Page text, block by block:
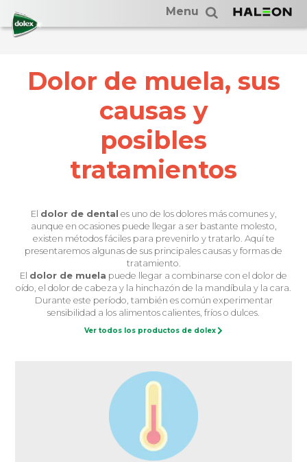
Menu
Dolor de muela, sus
causas y
posibles
tratamientos
El dolor de dental es uno de los dolores más comunes y,
aunque en ocasiones puede llegar a ser bastante molesto,
existen métodos fáciles para prevenirlo y tratarlo. Aquí te
presentaremos algunas de sus principales causas y formas de
tratamiento.
El dolor de muela puede llegar a combinarse con el dolor de
oído, el dolor de cabeza y la hinchazón de la mandíbula y la cara.
Durante este período, también es común experimentar
sensibilidad a los alimentos calientes, fríos o dulces.
Ver todos los productos de dolex